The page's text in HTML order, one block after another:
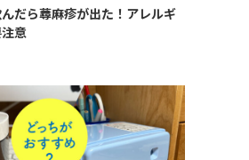
だら蕁麻疹が出た！アレルギ
意